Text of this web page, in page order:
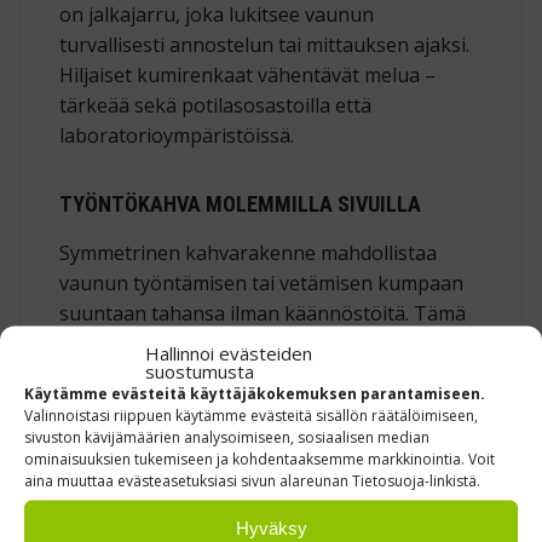
Hallinnoi evästeiden
suostumusta
Käytämme evästeitä käyttäjäkokemuksen parantamiseen.
Valinnoistasi riippuen käytämme evästeitä sisällön räätälöimiseen,
sivuston kävijämäärien analysoimiseen, sosiaalisen median
ominaisuuksien tukemiseen ja kohdentaaksemme markkinointia. Voit
aina muuttaa evästeasetuksiasi sivun alareunan Tietosuoja-linkistä.
Hyväksy
on jalkajarru, joka lukitsee vaunun
turvallisesti annostelun tai mittauksen ajaksi.
Hiljaiset kumirenkaat vähentävät melua –
tärkeää sekä potilasosastoilla että
laboratorioympäristöissä.
TYÖNTÖKAHVA MOLEMMILLA SIVUILLA
Symmetrinen kahvarakenne mahdollistaa
vaunun työntämisen tai vetämisen kumpaan
suuntaan tahansa ilman käännöstöitä. Tämä
lisää työturvallisuutta erityisesti kapeissa
käytävissä ja hissikuiluissa.
MITAT JA PERUS­TIEDOT
Ulkomitat (L × S × K): 810 × 645 × 900 mm –
mahtuu normaalista oviaukosta